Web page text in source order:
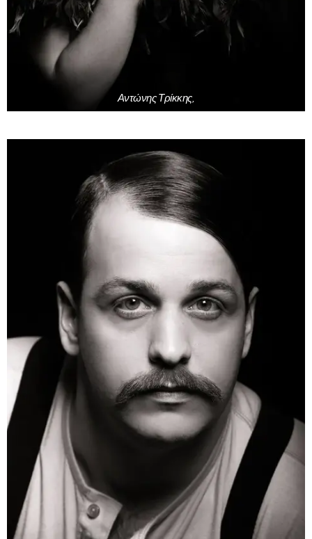
Αντώνης Τρίκκης,